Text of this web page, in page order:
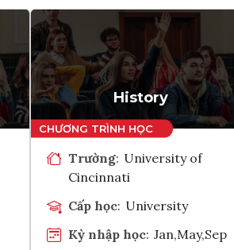
History
Trường: University of
Cincinnati
Cấp học: University
Kỳ nhập học: Jan,May,Sep